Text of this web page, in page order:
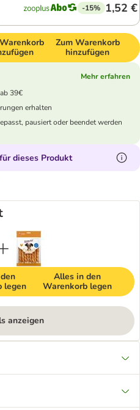
-15% 1,52 €
Zum Warenkorb
hinzufügen
Mehr erfahren
39€
erhalten
pausiert oder beendet werden
dieses Produkt
legen
Alles in den
Warenkorb legen
anzeigen